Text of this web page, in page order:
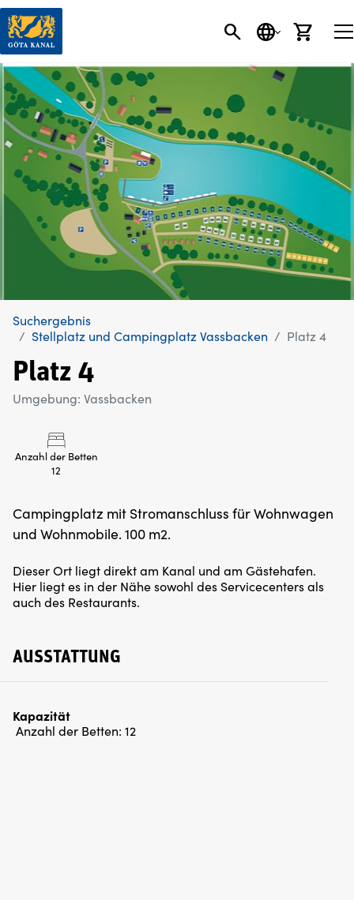
SEARCH
SPRACHE
Suchergebnis
Stellplatz und Campingplatz Vassbacken
Platz 4
Platz 4
Umgebung: Vassbacken
Anzahl der Betten
12
Campingplatz mit Stromanschluss für Wohnwagen
und Wohnmobile. 100 m2.
Dieser Ort liegt direkt am Kanal und am Gästehafen.
Hier liegt es in der Nähe sowohl des Servicecenters als
auch des Restaurants.
AUSSTATTUNG
Kapazität
Anzahl der Betten: 12